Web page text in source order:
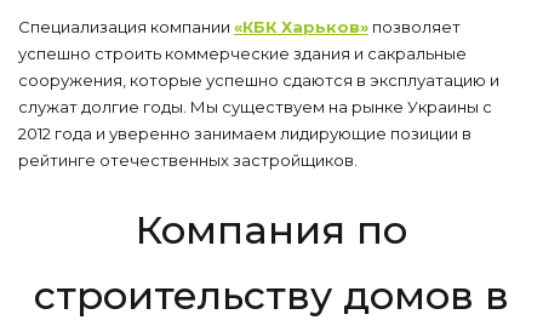
Специализация компании «КБК Харьков» позволяет
успешно строить коммерческие здания и сакральные
сооружения, которые успешно сдаются в эксплуатацию и
служат долгие годы. Мы существуем на рынке Украины с
2012 года и уверенно занимаем лидирующие позиции в
рейтинге отечественных застройщиков.
Компания по
строительству домов в